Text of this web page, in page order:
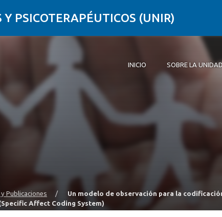
PSICOTERAPÉUTICOS (UNIR)
INICIO SOBRE LA
Publicaciones /
Un modelo de observación para la
Affect Coding System)